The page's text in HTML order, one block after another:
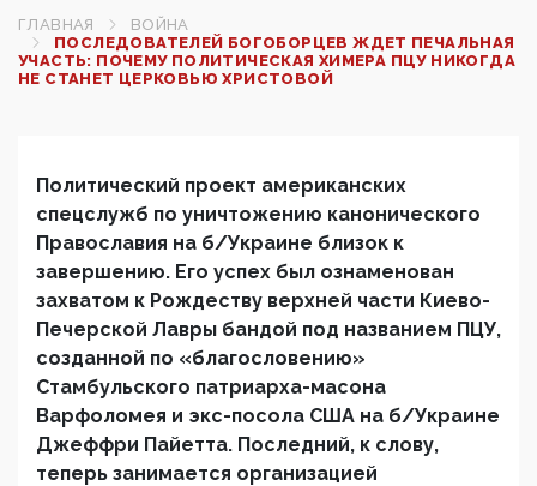
ГЛАВНАЯ
ВОЙНА
ПОСЛЕДОВАТЕЛЕЙ БОГОБОРЦЕВ ЖДЕТ ПЕЧАЛЬНАЯ
УЧАСТЬ: ПОЧЕМУ ПОЛИТИЧЕСКАЯ ХИМЕРА ПЦУ НИКОГДА
НЕ СТАНЕТ ЦЕРКОВЬЮ ХРИСТОВОЙ
Политический проект американских
спецслужб по уничтожению канонического
Православия на б/Украине близок к
завершению. Его успех был ознаменован
захватом к Рождеству верхней части Киево-
Печерской Лавры бандой под названием ПЦУ,
созданной по «благословению»
Стамбульского патриарха-масона
Варфоломея и экс-посола США на б/Украине
Джеффри Пайетта. Последний, к слову,
теперь занимается организацией